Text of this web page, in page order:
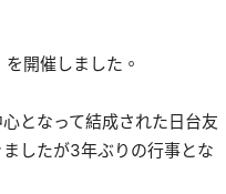
開催しました。
となって結成された日台友
したが3年ぶりの行事とな